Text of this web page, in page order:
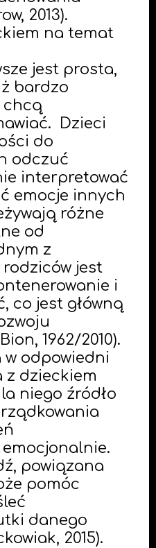
2013).
na temat
jest prosta,
bardzo
chcą
Dzieci
do
odczuć
interpretować
emocje innych
różne
od
z
rodziców jest
i
co jest główną
1962/2010).
w odpowiedni
z dzieckiem
niego źródło
powiązana
pomóc
danego
2015).